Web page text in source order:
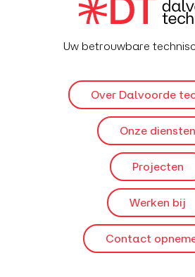
Uw betrouwbare
Over Dalvoorde
Onze diensten
Projecten
Werken bij
Contact